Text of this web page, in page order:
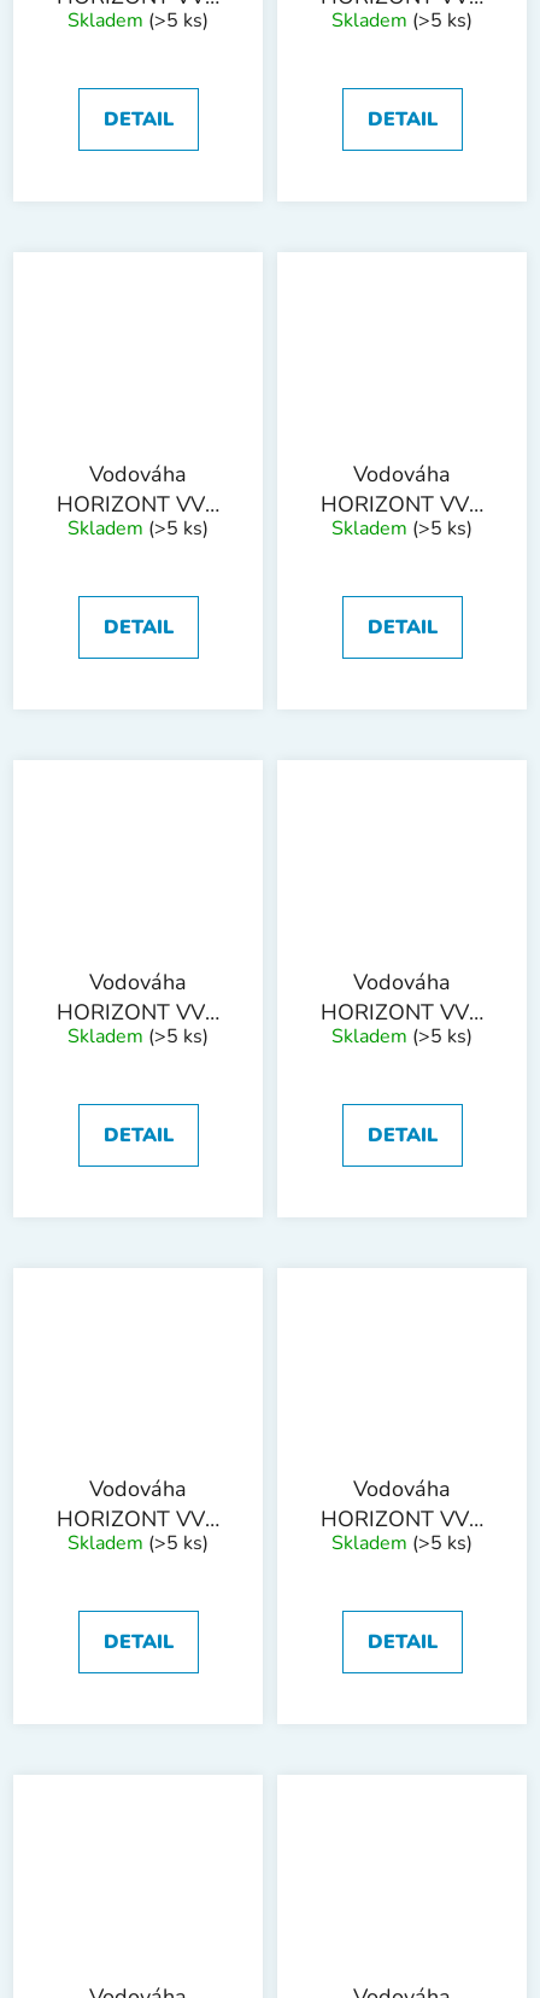
1800 mm 2 libely
Skladem (>5 ks)
DETAIL
2000 mm 2 libely
Skladem (>5 ks)
DETAIL
Vodováha
HORIZONT VVN
3L 300mm 3 libely
Skladem (>5 ks)
DETAIL
Vodováha
HORIZONT VVN
3L 400mm 3 libely
Skladem (>5 ks)
DETAIL
Vodováha
HORIZONT VVN
3L 500mm 3 libely
Skladem (>5 ks)
DETAIL
Vodováha
HORIZONT VVN
3L 600mm 3 libely
Skladem (>5 ks)
DETAIL
Vodováha
HORIZONT VVN
3L 800mm 3 libely
Skladem (>5 ks)
DETAIL
Vodováha
HORIZONT VVN
3L 1000mm 3
Skladem (>5 ks)
DETAIL